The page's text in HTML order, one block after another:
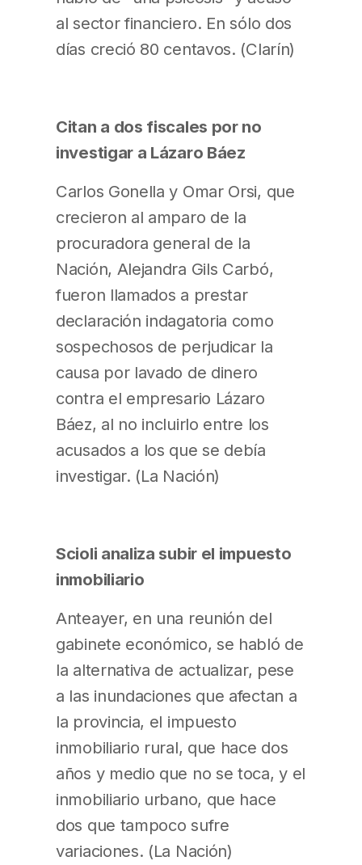
al sector financiero. En sólo dos
días creció 80 centavos. (Clarín)
Citan a dos fiscales por no
investigar a Lázaro Báez
Carlos Gonella y Omar Orsi, que
crecieron al amparo de la
procuradora general de la
Nación, Alejandra Gils Carbó,
fueron llamados a prestar
declaración indagatoria como
sospechosos de perjudicar la
causa por lavado de dinero
contra el empresario Lázaro
Báez, al no incluirlo entre los
acusados a los que se debía
investigar. (La Nación)
Scioli analiza subir el impuesto
inmobiliario
Anteayer, en una reunión del
gabinete económico, se habló de
la alternativa de actualizar, pese
a las inundaciones que afectan a
la provincia, el impuesto
inmobiliario rural, que hace dos
años y medio que no se toca, y el
inmobiliario urbano, que hace
dos que tampoco sufre
variaciones. (La Nación)